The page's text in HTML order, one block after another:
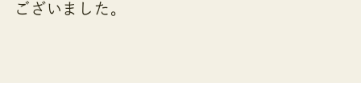
ございました。